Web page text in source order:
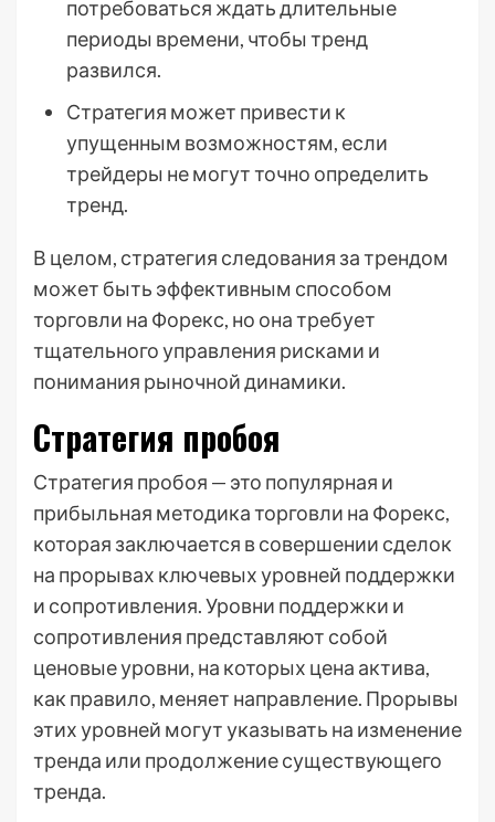
потребоваться ждать длительные
периоды времени, чтобы тренд
развился.
Стратегия может привести к
упущенным возможностям, если
трейдеры не могут точно определить
тренд.
В целом, стратегия следования за трендом
может быть эффективным способом
торговли на Форекс, но она требует
тщательного управления рисками и
понимания рыночной динамики.
Стратегия пробоя
Стратегия пробоя — это популярная и
прибыльная методика торговли на Форекс,
которая заключается в совершении сделок
на прорывах ключевых уровней поддержки
и сопротивления. Уровни поддержки и
сопротивления представляют собой
ценовые уровни, на которых цена актива,
как правило, меняет направление. Прорывы
этих уровней могут указывать на изменение
тренда или продолжение существующего
тренда.